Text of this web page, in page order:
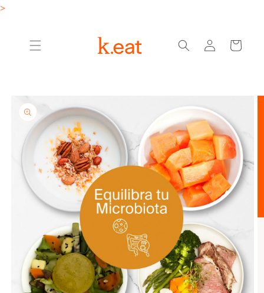
>
sesión
Carrito
directamente
información
del producto